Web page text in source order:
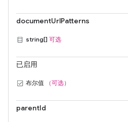
documentUrlPatterns
string[] 可选
已启用
布尔值 （可选）
parentId